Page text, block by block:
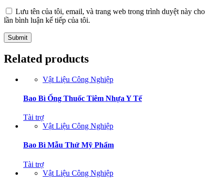
Lưu tên của tôi, email, và trang web trong trình duyệt này cho
lần bình luận kế tiếp của tôi.
Related products
Vật Liệu Công Nghiệp
Bao Bì Ống Thuốc Tiêm Nhựa Y Tế
Tài trợ
Vật Liệu Công Nghiệp
Bao Bì Mẫu Thử Mỹ Phẩm
Tài trợ
Vật Liệu Công Nghiệp